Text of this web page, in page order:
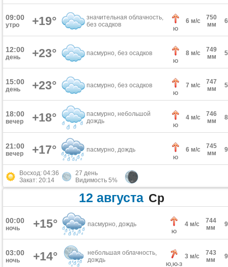
09:00
утро +19°
значительная облачность,
без осадков
Ю
6 м/с
750
мм
12:00
день +23° пасмурно, без осадков
Ю
8 м/с
749
мм
15:00
день +23° пасмурно, без осадков
Ю
7 м/с
747
мм
18:00
вечер +18°
пасмурно, небольшой
дождь
Ю
4 м/с
746
мм
21:00
вечер +17° пасмурно, дождь
Ю
6 м/с
745
мм
Восход: 04:36
Закат: 20:14
27 день
Видимость 5%
12 августа Ср
00:00
ночь +15° пасмурно, дождь
Ю
4 м/с
744
мм
03:00
ночь +14°
небольшая облачность,
дождь
Ю,Ю-З
3 м/с
743
мм